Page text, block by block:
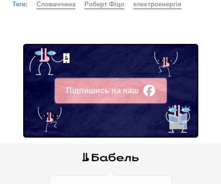
Теги: Словаччина Роберт Фіцо електроенергія
Підпишись на наш
Facebook